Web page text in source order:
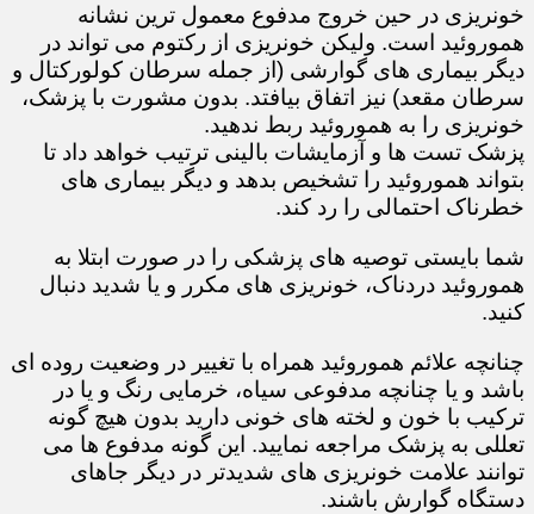
خونریزی در حین خروج مدفوع معمول ترین نشانه
هموروئید است. ولیکن خونریزی از رکتوم می تواند در
دیگر بیماری های گوارشی (از جمله سرطان کولورکتال و
سرطان مقعد) نیز اتفاق بیافتد. بدون مشورت با پزشک،
خونریزی را به هموروئید ربط ندهید.
پزشک تست ها و آزمایشات بالینی ترتیب خواهد داد تا
بتواند هموروئید را تشخیص بدهد و دیگر بیماری های
خطرناک احتمالی را رد کند.
شما بایستی توصیه های پزشکی را در صورت ابتلا به
هموروئید دردناک، خونریزی های مکرر و یا شدید دنبال
کنید.
چنانچه علائم هموروئید همراه با تغییر در وضعیت روده ای
باشد و یا چنانچه مدفوعی سیاه، خرمایی رنگ و یا در
ترکیب با خون و لخته های خونی دارید بدون هیچ گونه
تعللی به پزشک مراجعه نمایید. این گونه مدفوع ها می
توانند علامت خونریزی های شدیدتر در دیگر جاهای
دستگاه گوارش باشند.